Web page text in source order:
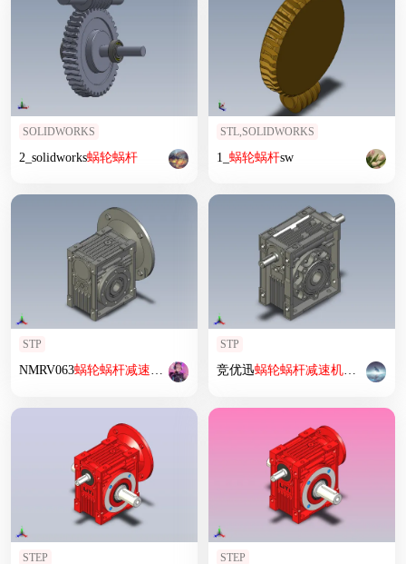
SOLIDWORKS
2_solidworks蜗轮蜗杆
STL,SOLIDWORKS
1_ 蜗轮蜗杆sw
STP
NMRV063蜗轮蜗杆减速机 RV63-20-15kW_NMRV减速机
STP
竞优迅蜗轮蜗杆减速机NRW090-
STEP STEP